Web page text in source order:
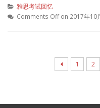
雅思考试回忆
Comments Offon 2017年10
1 2